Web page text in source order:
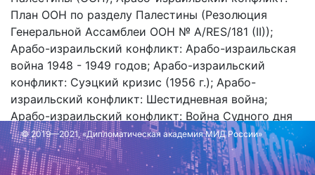
План ООН по разделу Палестины (Резолюция
Генеральной Ассамблеи ООН № A/RES/181 (II));
Арабо-израильский конфликт: Арабо-израильская
война 1948 - 1949 годов; Арабо-израильский
конфликт: Суэцкий кризис (1956 г.); Арабо-
израильский конфликт: Шестидневная война;
Арабо-израильский конфликт: Война Судного дня
Обновлено: 16 октября 2023 г.
© 2019—2021, «Дипломатическая академия МИД России»